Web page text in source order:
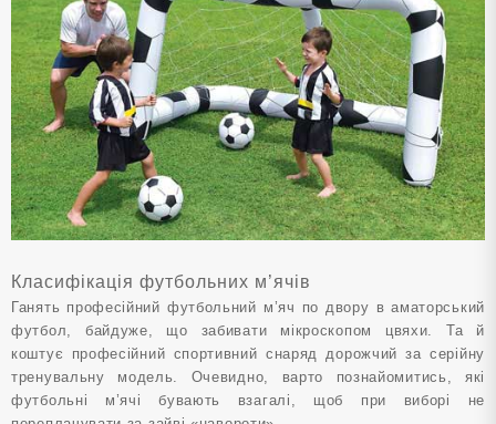
Класифікація футбольних м’ячів
Ганять професійний футбольний м’яч по двору в аматорський
футбол, байдуже, що забивати мікроскопом цвяхи. Та й
коштує професійний спортивний снаряд дорожчий за серійну
тренувальну модель. Очевидно, варто познайомитись, які
футбольні м’ячі бувають взагалі, щоб при виборі не